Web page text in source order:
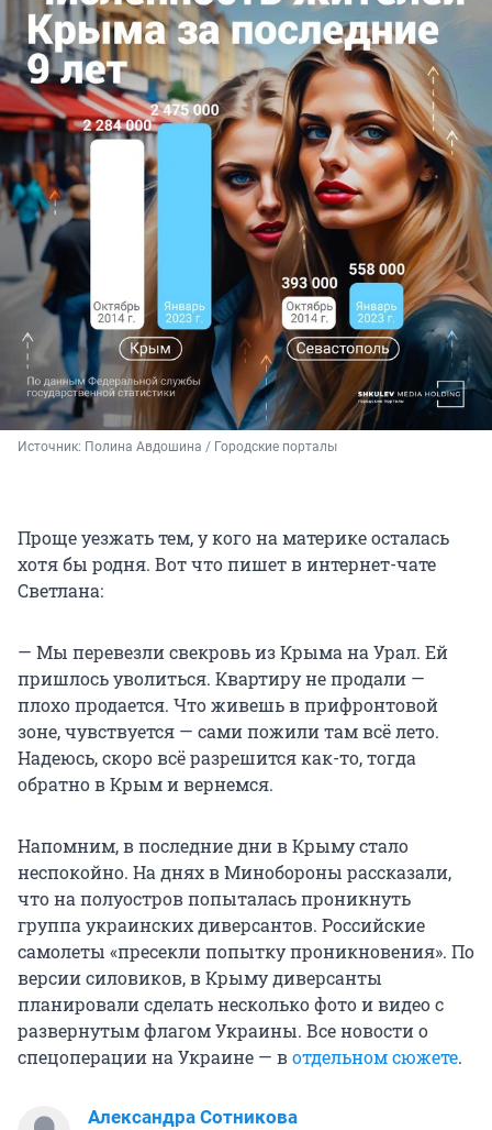
Источник: Полина Авдошина / Городские порталы
Проще уезжать тем, у кого на материке осталась
хотя бы родня. Вот что пишет в интернет-чате
Светлана:
— Мы перевезли свекровь из Крыма на Урал. Ей
пришлось уволиться. Квартиру не продали —
плохо продается. Что живешь в прифронтовой
зоне, чувствуется — сами пожили там всё лето.
Надеюсь, скоро всё разрешится как-то, тогда
обратно в Крым и вернемся.
Напомним, в последние дни в Крыму стало
неспокойно. На днях в Минобороны рассказали,
что на полуостров попыталась проникнуть
группа украинских диверсантов. Российские
самолеты «пресекли попытку проникновения». По
версии силовиков, в Крыму диверсанты
планировали сделать несколько фото и видео с
развернутым флагом Украины. Все новости о
спецоперации на Украине — вотдельном сюжете.
Александра Сотникова